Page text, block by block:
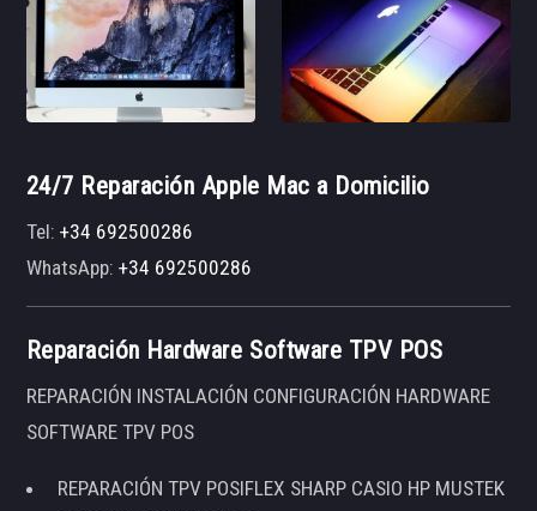
24/7 Reparación Apple Mac a Domicilio
Tel:+34 692500286
WhatsApp:+34 692500286
Reparación Hardware Software TPV POS
REPARACIÓN INSTALACIÓN CONFIGURACIÓN HARDWARE
SOFTWARE TPV POS
REPARACIÓN TPV POSIFLEX SHARP CASIO HP MUSTEK